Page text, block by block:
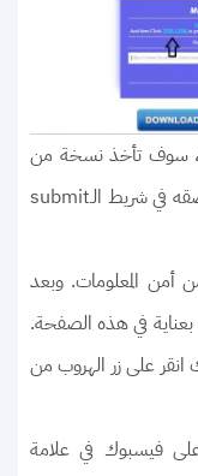
سوف تأخذ نسخة من
رابط اسم الموقع في الاعلى، ومن ثم تلصقه في شريط الـsubmit
المعلومات. وبعد
في هذه الصفحة.
ثوان. وبعد ذلك انقر على زر الهروب من
فيسبوك في علامة